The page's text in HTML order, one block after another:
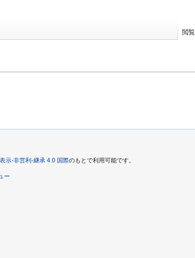
閲覧
示-非営利-継承 4.0 国際のもとで利用可能です。
ー